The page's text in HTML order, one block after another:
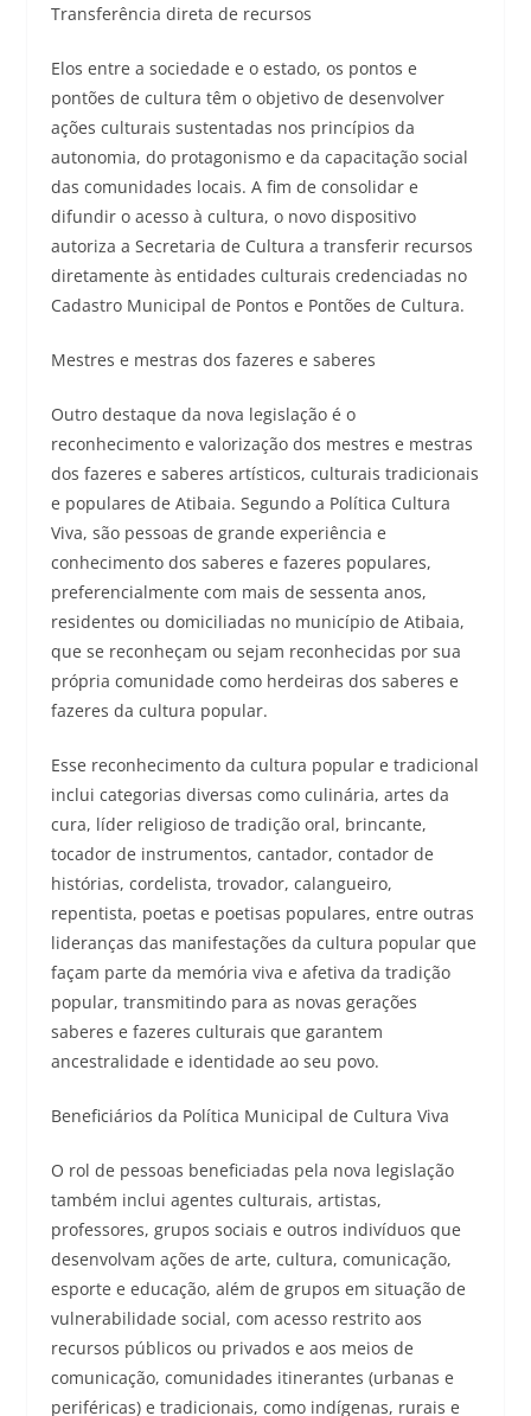
Transferência direta de recursos
Elos entre a sociedade e o estado, os pontos e
pontões de cultura têm o objetivo de desenvolver
ações culturais sustentadas nos princípios da
autonomia, do protagonismo e da capacitação social
das comunidades locais. A fim de consolidar e
difundir o acesso à cultura, o novo dispositivo
autoriza a Secretaria de Cultura a transferir recursos
diretamente às entidades culturais credenciadas no
Cadastro Municipal de Pontos e Pontões de Cultura.
Mestres e mestras dos fazeres e saberes
Outro destaque da nova legislação é o
reconhecimento e valorização dos mestres e mestras
dos fazeres e saberes artísticos, culturais tradicionais
e populares de Atibaia. Segundo a Política Cultura
Viva, são pessoas de grande experiência e
conhecimento dos saberes e fazeres populares,
preferencialmente com mais de sessenta anos,
residentes ou domiciliadas no município de Atibaia,
que se reconheçam ou sejam reconhecidas por sua
própria comunidade como herdeiras dos saberes e
fazeres da cultura popular.
Esse reconhecimento da cultura popular e tradicional
inclui categorias diversas como culinária, artes da
cura, líder religioso de tradição oral, brincante,
tocador de instrumentos, cantador, contador de
histórias, cordelista, trovador, calangueiro,
repentista, poetas e poetisas populares, entre outras
lideranças das manifestações da cultura popular que
façam parte da memória viva e afetiva da tradição
popular, transmitindo para as novas gerações
saberes e fazeres culturais que garantem
ancestralidade e identidade ao seu povo.
Beneficiários da Política Municipal de Cultura Viva
O rol de pessoas beneficiadas pela nova legislação
também inclui agentes culturais, artistas,
professores, grupos sociais e outros indivíduos que
desenvolvam ações de arte, cultura, comunicação,
esporte e educação, além de grupos em situação de
vulnerabilidade social, com acesso restrito aos
recursos públicos ou privados e aos meios de
comunicação, comunidades itinerantes (urbanas e
periféricas) e tradicionais, como indígenas, rurais e